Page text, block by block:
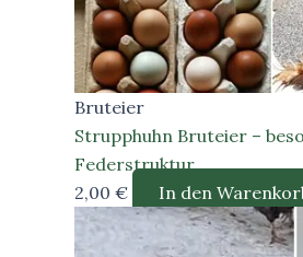
Bruteier
Strupphuhn Bruteier –
Federstruktur
2,00 € In den